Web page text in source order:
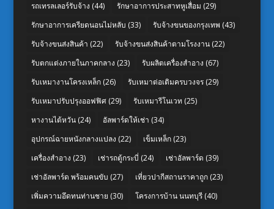
รถเทรลเลอร์รับจ้าง (44) รักษาอาการประสาทหูเสื่อม (29)
รักษาอาการเครียดนอนไม่หลับ (33) รับจ้างขนของกรุงเทพ (43)
รับจ้างขนส่งสินค้า (22) รับจ้างขนส่งสินค้าตามโรงงาน(22)
รับตกแต่งภายในภาคกลาง (23) รับผลิตเครื่องสำอาง (67)
รับเหมางานโครงเหล็ก(26) รับเหมาต่อเติมครบวงจร(29)
รับเหมาปรับปรุงออฟฟิศ(29) รับเหมารีโนเวท (25)
หางานไต้หวัน(24) อัลพาร์ดให้เช่า (34)
อุปกรณ์ฉายหนังกลางแปลง (22) เข็มเหล็ก(23)
เครื่องสำอาง (23) เช่ารถตู้กระบี่ (24) เช่าอัลพาร์ด (39)
เช่าอัลพาร์ด พร้อมคนขับ (27) เที่ยวปากีสถานราคาถูก(23)
เพิ่มความอึดทนท่านชาย (30) โครงการบ้าน นนทบุรี(40)